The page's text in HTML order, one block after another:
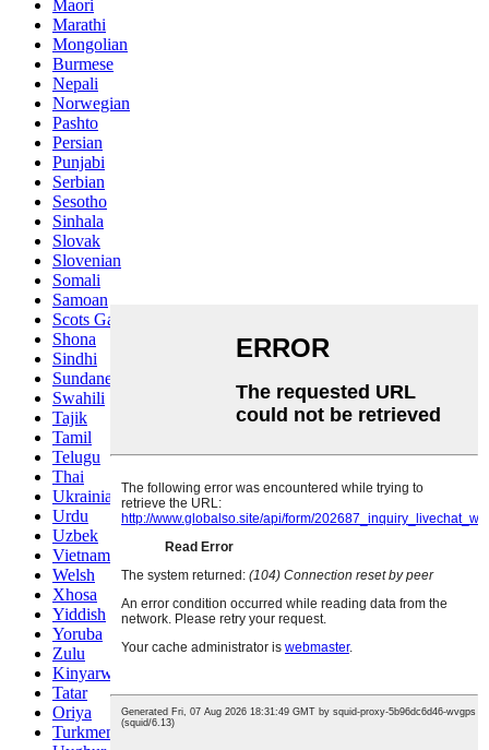
Maori
Marathi
Mongolian
Burmese
Nepali
Norwegian
Pashto
Persian
Punjabi
Serbian
Sesotho
Sinhala
Slovak
Slovenian
Somali
Samoan
Scots Gaelic
Shona
Sindhi
Sundanese
Swahili
Tajik
Tamil
Telugu
Thai
Ukrainian
Urdu
Uzbek
Vietnamese
Welsh
Xhosa
Yiddish
Yoruba
Zulu
Kinyarwanda
Tatar
Oriya
Turkmen